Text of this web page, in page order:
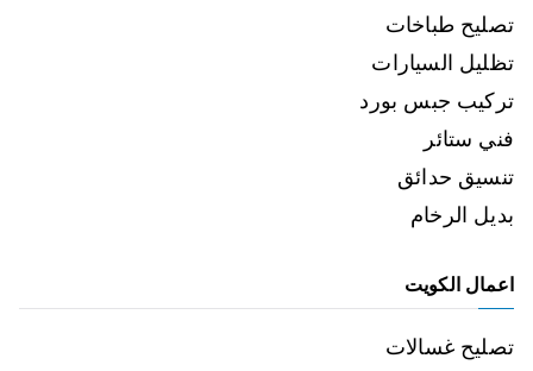
تصليح طباخات
تظليل السيارات
تركيب جبس بورد
فني ستائر
تنسيق حدائق
بديل الرخام
اعمال الكويت
تصليح غسالات